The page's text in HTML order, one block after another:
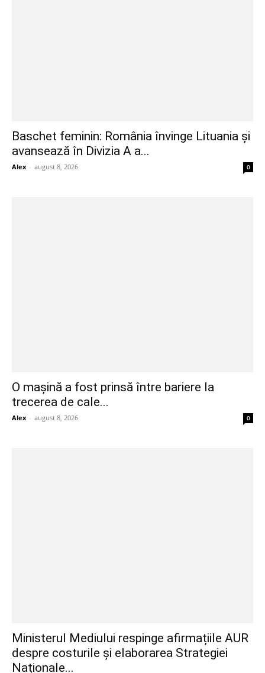
Baschet feminin: România învinge Lituania și
avansează în Divizia A a...
Alex - august 8, 2026 0
O mașină a fost prinsă între bariere la
trecerea de cale...
Alex - august 8, 2026 0
Ministerul Mediului respinge afirmațiile AUR
despre costurile și elaborarea Strategiei
Naționale...